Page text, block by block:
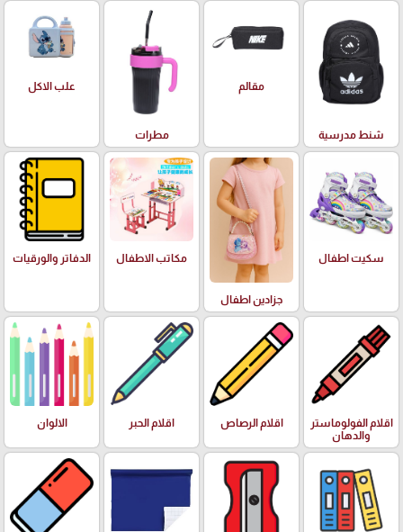
شنط مدرسية
مقالم
مطرات
علب الاكل
سكيت اطفال
جزادين اطفال
مكاتب الاطفال الدفاتر والورقيات
اقلام الفولوماستر
والدهان
اقلام الرصاص اقلام الحبر الالوان